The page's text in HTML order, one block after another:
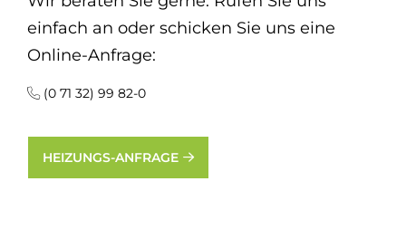
einfach an oder schicken Sie uns eine
Online-Anfrage:
(0 71 32) 99 82-0
HEIZUNGS-ANFRAGE